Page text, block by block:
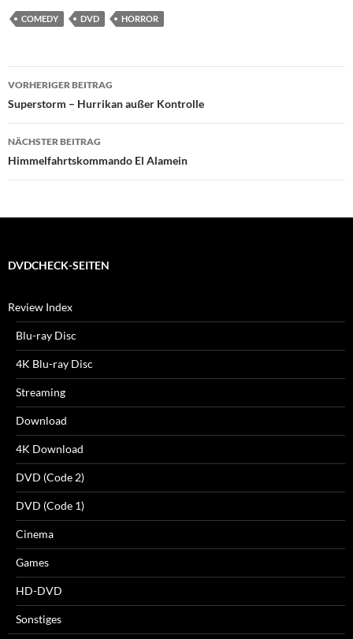
COMEDY DVD HORROR
Beitragsnavigation
VORHERIGER BEITRAG
Superstorm – Hurrikan außer Kontrolle
NÄCHSTER BEITRAG
Himmelfahrtskommando El Alamein
DVDCHECK-SEITEN
Review Index
Blu-ray Disc
4K Blu-ray Disc
Streaming
Download
4K Download
DVD (Code 2)
DVD (Code 1)
Cinema
Games
HD-DVD
Sonstiges